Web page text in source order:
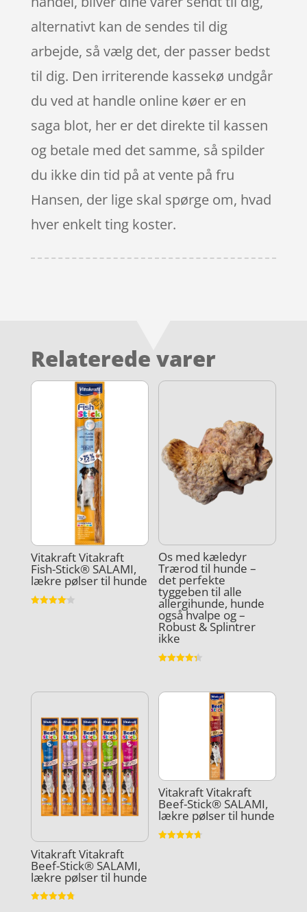
alternativt kan de sendes til dig
arbejde, så vælg det, der passer bedst
til dig. Den irriterende kassekø undgår
du ved at handle online køer er en
saga blot, her er det direkte til kassen
og betale med det samme, så spilder
du ikke din tid på at vente på fru
Hansen, der lige skal spørge om, hvad
hver enkelt ting koster.
Relaterede varer
Vitakraft Vitakraft
Fish-Stick® SALAMI,
lækre pølser til hunde
Os med kæledyr
Trærod til hunde –
det perfekte
tyggeben til alle
allergihunde, hunde
også hvalpe og –
Robust & Splintrer
ikke
Vitakraft Vitakraft
Beef-Stick® SALAMI,
lækre pølser til hunde
Vitakraft Vitakraft
Beef-Stick® SALAMI,
lækre pølser til hunde